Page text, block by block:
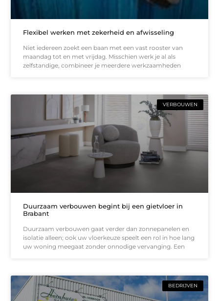
Flexibel werken met zekerheid en afwisseling
Niet iedereen zoekt een baan met een vast rooster van
maandag tot en met vrijdag. Misschien werk je al als
zelfstandige, combineer je meerdere werkzaamheden
VERBOUWEN
Duurzaam verbouwen begint bij een gietvloer in
Brabant
Duurzaam verbouwen gaat verder dan zonnepanelen en
isolatie alleen; ook uw vloerkeuze speelt een rol in hoe lang
uw woning meegaat zonder onnodige vervanging. Een
BEDRIJVEN